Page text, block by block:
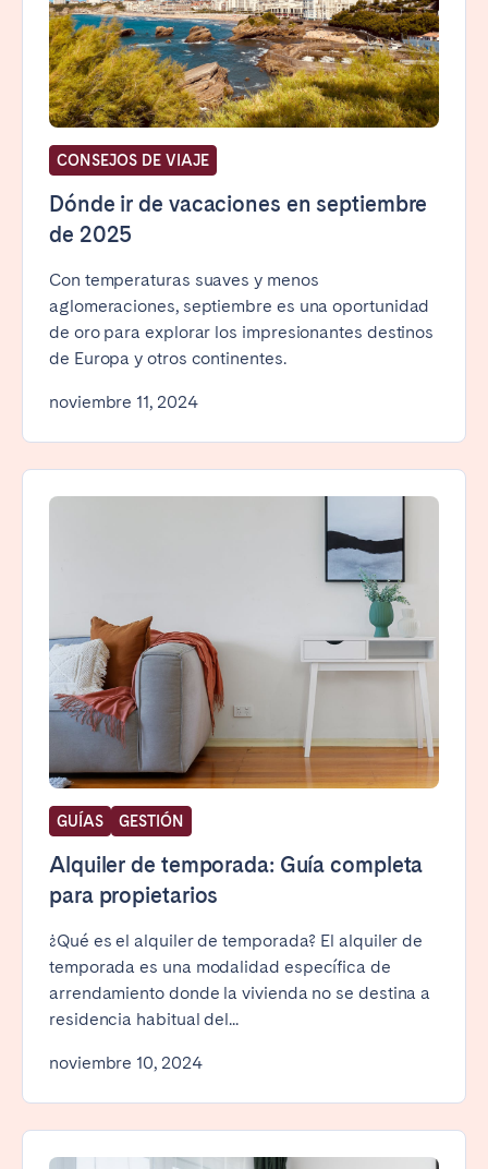
CONSEJOS DE VIAJE
Dónde ir de vacaciones en septiembre
de 2025
Con temperaturas suaves y menos
aglomeraciones, septiembre es una oportunidad
de oro para explorar los impresionantes destinos
de Europa y otros continentes.
noviembre 11, 2024
GUÍAS GESTIÓN
Alquiler de temporada: Guía completa
para propietarios
¿Qué es el alquiler de temporada? El alquiler de
temporada es una modalidad específica de
arrendamiento donde la vivienda no se destina a
residencia habitual del...
noviembre 10, 2024